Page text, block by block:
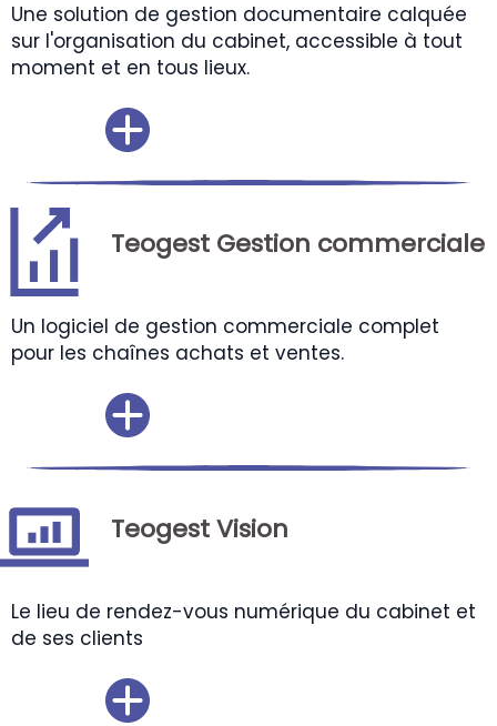
Une solution de gestion documentaire calquée
sur l'organisation du cabinet, accessible à tout
moment et en tous lieux.
Teogest Gestion commerciale
Un logiciel de gestion commerciale complet
pour les chaînes achats et ventes.
Teogest Vision
Le lieu de rendez-vous numérique du cabinet et
de ses clients